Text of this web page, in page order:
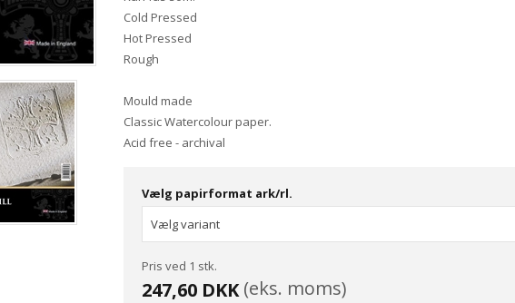
Cold Pressed
Hot Pressed
Rough
Mould made
Classic Watercolour paper.
Acid free - archival
Vælg papirformat ark/rl.
Pris ved 1 stk.
247,60 DKK(eks. moms)